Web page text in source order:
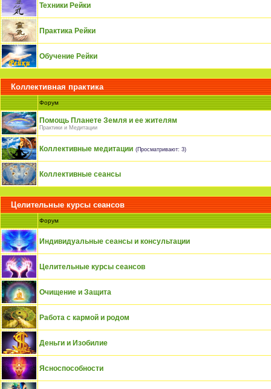
Техники Рейки
Практика Рейки
Обучение Рейки
Коллективная практика
Форум
Помощь Планете Земля и ее жителям
Практики и Медитации
Коллективные медитации (Просматривают: 3)
Коллективные сеансы
Целительные курсы сеансов
Форум
Индивидуальные сеансы и консультации
Целительные курсы сеансов
Очищение и Защита
Работа с кармой и родом
Деньги и Изобилие
Ясноспособности